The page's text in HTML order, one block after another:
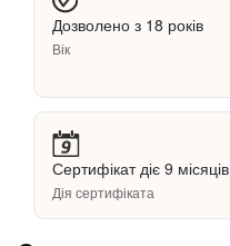
Дозволено з 18 років
Вік
Сертифікат діє 9 місяців
Дія сертифіката